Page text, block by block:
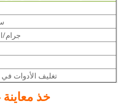
56
تغليف الأدوات
خذ معاينة